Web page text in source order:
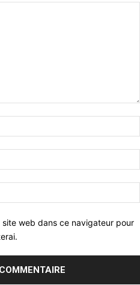
site web dans ce navigateur pour